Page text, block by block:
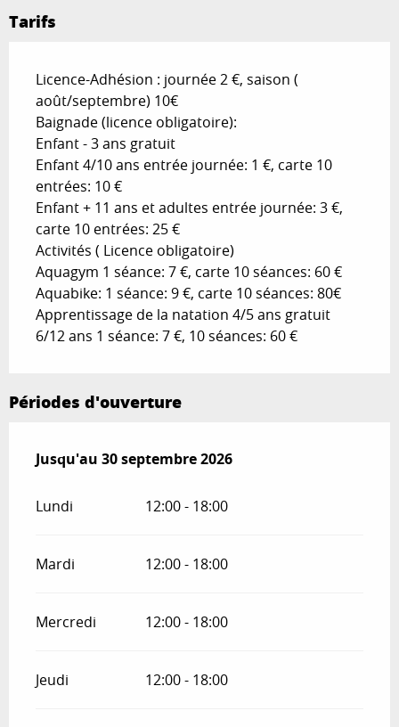
Tarifs
Licence-Adhésion : journée 2 €, saison (
août/septembre) 10€
Baignade (licence obligatoire):
Enfant - 3 ans gratuit
Enfant 4/10 ans entrée journée: 1 €, carte 10
entrées: 10 €
Enfant + 11 ans et adultes entrée journée: 3 €,
carte 10 entrées: 25 €
Activités ( Licence obligatoire)
Aquagym 1 séance: 7 €, carte 10 séances: 60 €
Aquabike: 1 séance: 9 €, carte 10 séances: 80€
Apprentissage de la natation 4/5 ans gratuit
6/12 ans 1 séance: 7 €, 10 séances: 60 €
Périodes d'ouverture
Du22 juin 2026au30 septembre 2026
Jusqu'au 30 septembre 2026
Lundi 12:00 - 18:00
Mardi 12:00 - 18:00
Mercredi 12:00 - 18:00
Jeudi 12:00 - 18:00